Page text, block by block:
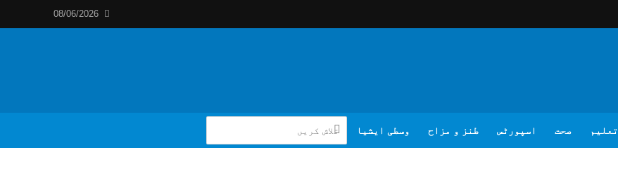
08/06/2026
تعلیم صحت اسپورٹس طنز و مزاح وسطی ایشیا